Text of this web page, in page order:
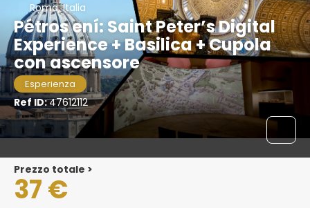
Roma, Italia
Pétros ení: Saint Peter’s Digital
Experience + Basilica + Cupola
con ascensore
Esperienza
Ref ID:47612112
Prezzo totale >
37 €